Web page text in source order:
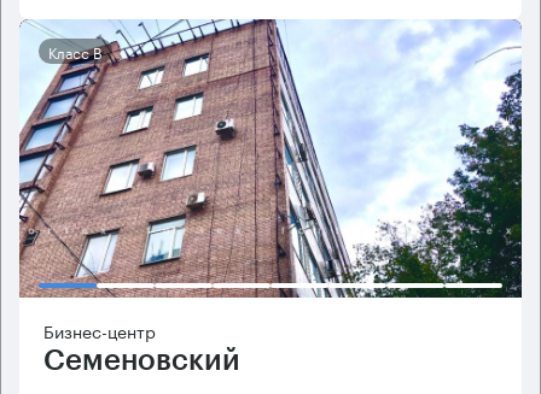
Класс B
Бизнес-центр
Семеновский